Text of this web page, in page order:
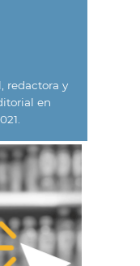
redactora y
en